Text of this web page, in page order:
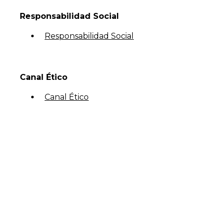
Responsabilidad Social
Responsabilidad Social
Canal Ético
Canal Ético